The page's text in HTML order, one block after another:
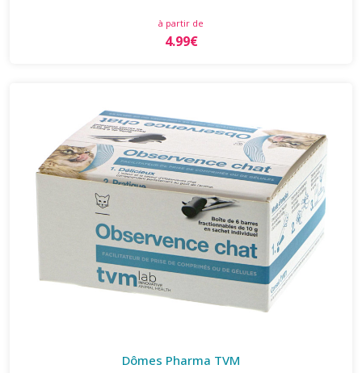
à partir de
4.99€
Dômes Pharma TVM